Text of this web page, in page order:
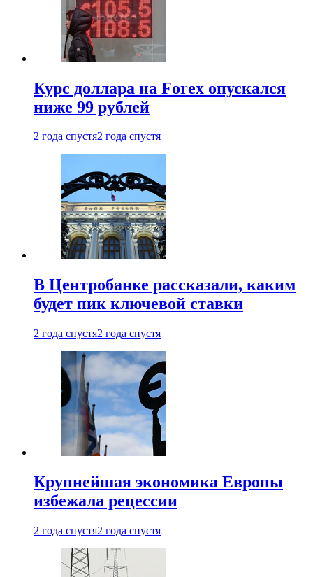
Курс доллара на Forex опускался
ниже 99 рублей
2 года спустя2 года спустя
В Центробанке рассказали, каким
будет пик ключевой ставки
2 года спустя2 года спустя
Крупнейшая экономика Европы
избежала рецессии
2 года спустя2 года спустя